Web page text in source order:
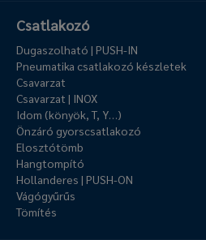
Csatlakozó
Dugaszolható | PUSH-IN
Pneumatika csatlakozó készletek
Csavarzat
Csavarzat | INOX
Idom (könyök, T, Y…)
Önzáró gyorscsatlakozó
Elosztótömb
Hangtompító
Hollanderes | PUSH-ON
Vágógyűrűs
Tömítés